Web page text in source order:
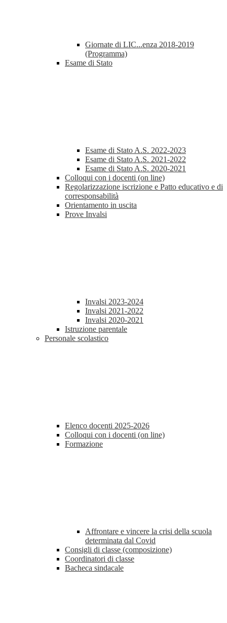
Giornate di LIC...enza 2018-2019
(Programma)
Esame di Stato
Esame di Stato A.S. 2022-2023
Esame di Stato A.S. 2021-2022
Esame di Stato A.S. 2020-2021
Colloqui con i docenti (on line)
Regolarizzazione iscrizione e Patto educativo e di
corresponsabilità
Orientamento in uscita
Prove Invalsi
Invalsi 2023-2024
Invalsi 2021-2022
Invalsi 2020-2021
Istruzione parentale
Personale scolastico
Elenco docenti 2025-2026
Colloqui con i docenti (on line)
Formazione
Affrontare e vincere la crisi della scuola
determinata dal Covid
Consigli di classe (composizione)
Coordinatori di classe
Bacheca sindacale